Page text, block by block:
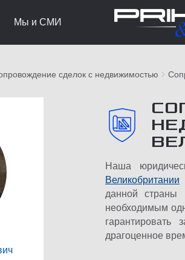
Мы и СМИ
сделок с недвижимостью
Наша
Великобритании
данной страны
необходимым
драгоценное